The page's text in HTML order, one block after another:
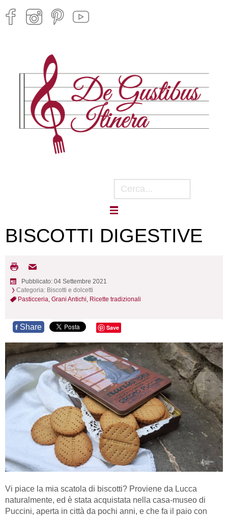
BISCOTTI DIGESTIVE
Pubblicato: 04 Settembre 2021
Categoria: Biscotti e dolcetti
Pasticceria, Grani Antichi, Ricette tradizionali
f Share Save
Vi piace la mia scatola di biscotti? Proviene da Lucca
naturalmente, ed è stata acquistata nella casa-museo di
Puccini, aperta in città da pochi anni, e che fa il paio con